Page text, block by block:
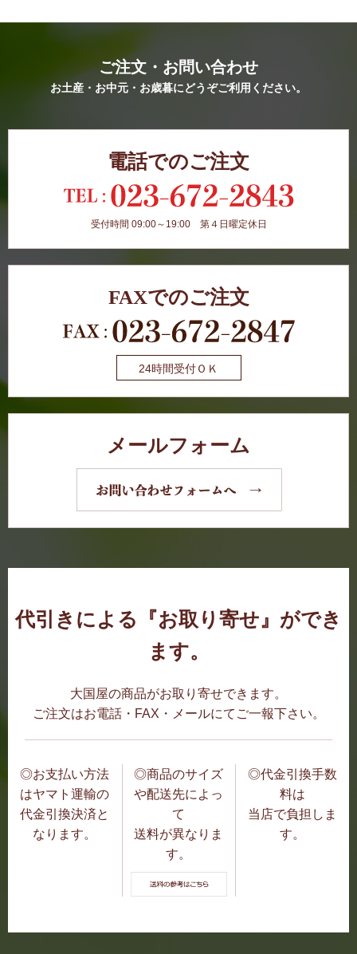
ご注文・お問い合わせ
お土産・お中元・お歳暮にどうぞご利用ください。
電話でのご注文
受付時間 09:00～19:00 第４日曜定休日
FAXでのご注文
24時間受付ＯＫ
メールフォーム
代引きによる『お取り寄せ』ができ
ます。
大国屋の商品がお取り寄せできます。
ご注文はお電話・FAX・メールにてご一報下さい。
◎お支払い方法
はヤマト運輸の
代金引換決済と
なります。
◎商品のサイズ
や配送先によっ
て
送料が異なりま
す。
◎代金引換手数
料は
当店で負担しま
す。